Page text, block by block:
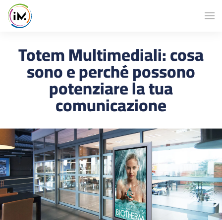
Totem Multimediali: cosa
sono e perché possono
potenziare la tua
comunicazione